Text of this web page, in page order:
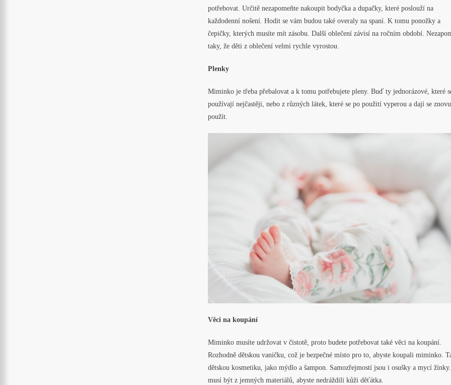
potřebovat. Určitě nezapomeňte nakoupit bodyčka a dupačky, které poslouží na
každodenní nošení. Hodit se vám budou také overaly na spaní. K tomu ponožky a
čepičky, kterých musíte mít zásobu. Další oblečení závisí na ročním období.
taky, že děti z oblečení velmi rychle vyrostou.
Plenky
Miminko je třeba přebalovat a k tomu potřebujete pleny. Buď ty jednorázové, které
používají nejčastěji, nebo z různých látek, které se po použití vyperou a dají se znovu
použít.
Věci na koupání
Miminko musíte udržovat v čistotě, proto budete potřebovat také věci na koupání.
Rozhodně dětskou vaničku, což je bezpečné místo pro to, abyste koupali miminko.
dětskou kosmetiku, jako mýdlo a šampon. Samozřejmostí jsou i osušky a mycí
musí být z jemných materiálů, abyste nedráždili kůži děťátka.